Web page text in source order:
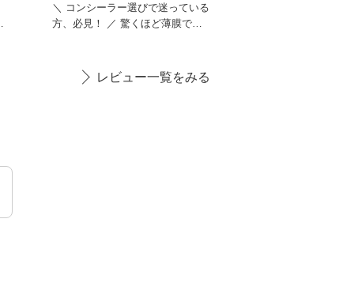
＼ コンシーラー選びで迷っている
方、必見！ ／ 驚くほど薄膜でぴ
レビュー一覧をみる